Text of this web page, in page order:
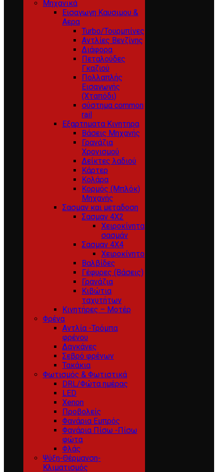
Μηχανικά
Εισαγωγη Καυσιμου &
Αερα
Turbo/Τουρμπίνες
Αντλίες Βενζίνης
Διάφορα
Πεταλούδες
Γκαζιού
Πολλαπλής
Εισαγωγής
(Χταπόδι)
σύστημα common
rail
Εξαρτηματα Κινητηρα
Βάσεις Μηχανής
Γρανάζια
Χρονισμού
Δείκτες λαδιού
Κάρτερ
Κολάρα
Κορμός (Μπλόκ)
Μηχανής
Σασμαν και μεταδοση
Σασμαν 4Χ2
Χειροκίνητα
σασμάν
Σασμαν 4Χ4
Χειροκίνητο
Βαλβίδες
Γέφυρες (Βάσεις)
Γρανάζια
Κιβώτια
ταχυτήτων
Κινητήρες – Μοτέρ
Φρένα
Αντλία -Τρόμπα
φρένου
Δαγκάνες
Σεβρό φρένων
Τακάκια
Φωτισμός & Φωτιστικά
DRL/Φώτα ημέρας
LED
Xenon
Προβολείς
Φανάρια Εμπρός
Φανάρια Πίσω -Πίσω
φώτα
Φλάς
Ψύξη-Θέρμανση-
Κλιματισμός